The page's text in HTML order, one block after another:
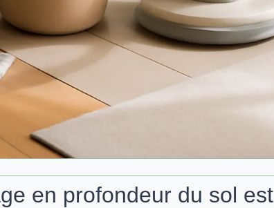
en profondeur du sol est